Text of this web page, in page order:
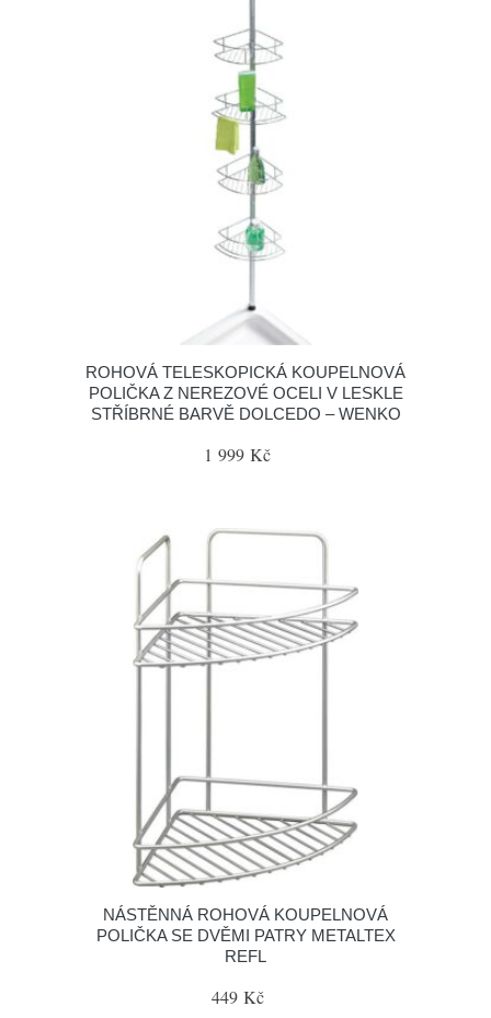
ROHOVÁ TELESKOPICKÁ KOUPELNOVÁ
POLIČKA Z NEREZOVÉ OCELI V LESKLE
STŘÍBRNÉ BARVĚ DOLCEDO – WENKO
1 999 Kč
NÁSTĚNNÁ ROHOVÁ KOUPELNOVÁ
POLIČKA SE DVĚMI PATRY METALTEX
REFL
449 Kč